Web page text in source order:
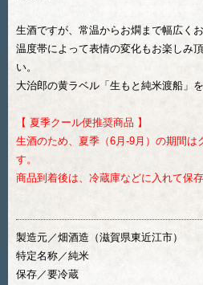
生酒ですが、常温からお燗まで幅広く
温度帯によって表情の変化もお楽しみ
い。
大治郎の黄ラベル「生もと純米渡船」
【 夏季クール便推奨商品 】
生酒のため、夏季（6月-9月）の期間は
す。
商品到着後は、冷蔵庫などに入れて保存
製造元／畑酒造（滋賀県東近江市）
特定名称／純米
保存／要冷蔵